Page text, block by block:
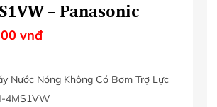
– Panasonic
vnđ
Nước Nóng Không Có Bơm Trợ Lực
4MS1VW